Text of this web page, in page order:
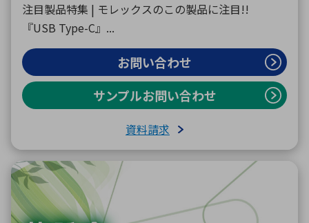
注目製品特集 | モレックスのこの製品に注目!!
『USB Type-C』...
お問い合わせ
サンプルお問い合わせ
資料請求